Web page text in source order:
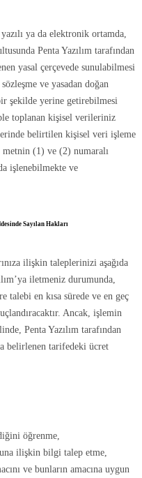
ya da elektronik ortamda,
Penta Yazılım tarafından
yasal çerçevede sunulabilmesi
ve yasadan doğan
şekilde yerine getirebilmesi
toplanan kişisel verileriniz
belirtilen kişisel veri işleme
metnin (1) ve (2) numaralı
işlenebilmekte ve
Sayılan Hakları
ilişkin taleplerinizi aşağıda
iletmeniz durumunda,
talebi en kısa sürede ve en geç
Ancak, işlemin
Penta Yazılım tarafından
belirlenen tarifedeki ücret
öğrenme,
ilişkin bilgi talep etme,
ve bunların amacına uygun